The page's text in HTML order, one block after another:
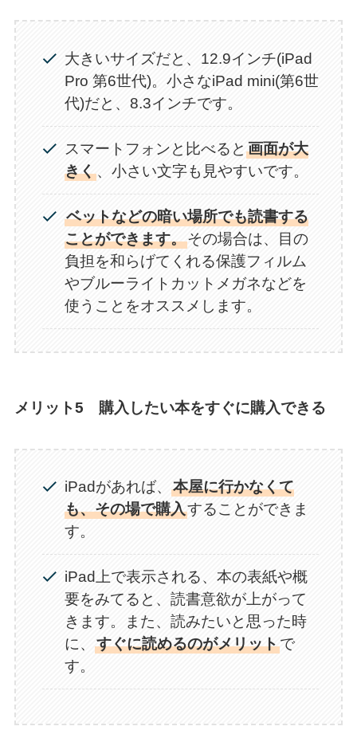
大きいサイズだと、12.9インチ(iPad
Pro 第6世代)。小さなiPad mini(第6世
代)だと、8.3インチです。
スマートフォンと比べると 画面が大
きく、小さい文字も見やすいです。
ベットなどの暗い場所でも読書する
ことができます。その場合は、目の
負担を和らげてくれる保護フィルム
やブルーライトカットメガネなどを
使うことをオススメします。
メリット5 購入したい本をすぐに購入できる
iPadがあれば、 本屋に行かなくて
も、その場で購入することができま
す。
iPad上で表示される、本の表紙や概
要をみてると、読書意欲が上がって
きます。また、読みたいと思った時
に、 すぐに読めるのがメリットで
す。